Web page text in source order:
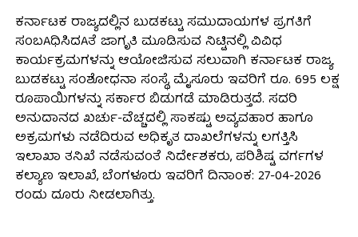
ಕರ್ನಾಟಕ ರಾಜ್ಯದಲ್ಲಿನ ಬುಡಕಟ್ಟು ಸಮುದಾಯಗಳ ಪ್ರಗತಿಗೆ
ಸಂಬAಧಿಸಿದAತೆ ಜಾಗೃತಿ ಮೂಡಿಸುವ ನಿಟ್ಟಿನಲ್ಲಿ ವಿವಿಧ
ಕಾರ್ಯಕ್ರಮಗಳನ್ನು ಆಯೋಜಿಸುವ ಸಲುವಾಗಿ ಕರ್ನಾಟಕ ರಾಜ್ಯ
ಬುಡಕಟ್ಟು ಸಂಶೋಧನಾ ಸಂಸ್ಥೆ, ಮೈಸೂರು ಇವರಿಗೆ ರೂ. 695 ಲಕ್ಷ
ರೂಪಾಯಿಗಳನ್ನು ಸರ್ಕಾರ ಬಿಡುಗಡೆ ಮಾಡಿರುತ್ತದೆ. ಸದರಿ
ಅನುದಾನದ ಖರ್ಚು-ವೆಚ್ಚದಲ್ಲಿ ಸಾಕಷ್ಟು ಅವ್ಯವಹಾರ ಹಾಗೂ
ಅಕ್ರಮಗಳು ನಡೆದಿರುವ ಅಧಿಕೃತ ದಾಖಲೆಗಳನ್ನು ಲಗತ್ತಿಸಿ
ಇಲಾಖಾ ತನಿಖೆ ನಡೆಸುವಂತೆ ನಿರ್ದೇಶಕರು, ಪರಿಶಿಷ್ಟ ವರ್ಗಗಳ
ಕಲ್ಯಾಣ ಇಲಾಖೆ, ಬೆಂಗಳೂರು ಇವರಿಗೆ ದಿನಾಂಕ: 27-04-2026
ರಂದು ದೂರು ನೀಡಲಾಗಿತ್ತು.